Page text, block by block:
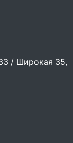
/ Широкая 35,